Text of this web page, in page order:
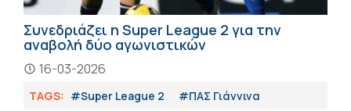
Συνεδριάζει η Super League 2 για την
αναβολή δύο αγωνιστικών
16-03-2026
TAGS: #Super League 2 #ΠΑΣ Γιάννινα